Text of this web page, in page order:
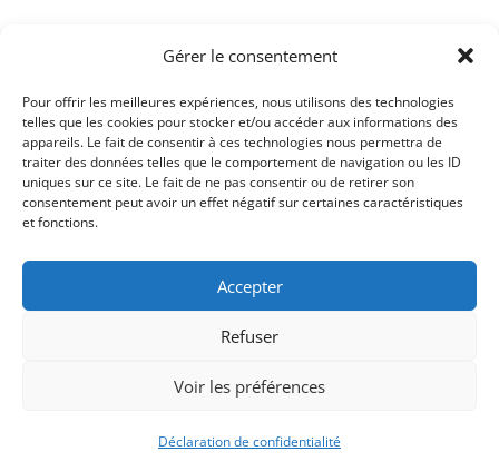
Gérer le consentement
Pour offrir les meilleures expériences, nous utilisons des technologies
telles que les cookies pour stocker et/ou accéder aux informations des
appareils. Le fait de consentir à ces technologies nous permettra de
traiter des données telles que le comportement de navigation ou les ID
uniques sur ce site. Le fait de ne pas consentir ou de retirer son
consentement peut avoir un effet négatif sur certaines caractéristiques
et fonctions.
Accepter
Refuser
Voir les préférences
Déclaration de confidentialité
Mot de passe oublié ?
Signify-Child ByClub Photo IUT Vannes @2025